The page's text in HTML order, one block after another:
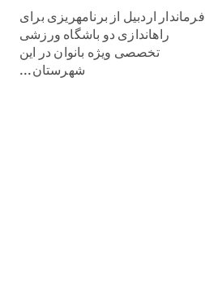
فرماندار اردبیل از برنامهریزی برای
راهاندازی دو باشگاه ورزشی
تخصصی ویژه بانوان در این
شهرستان...